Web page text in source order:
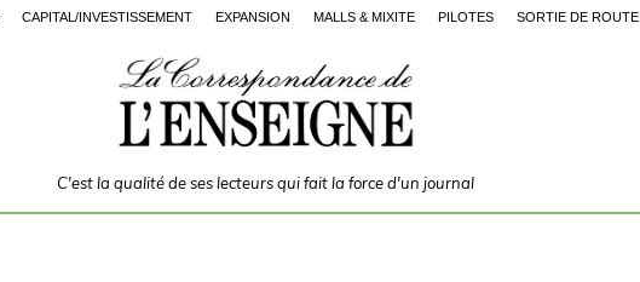
CAPITAL/INVESTISSEMENT EXPANSION MALLS & MIXITÉ PILOTES SORTIE DE ROUTE
C'est la qualité de ses lecteurs qui fait la force d'un journal